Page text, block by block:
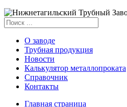
О заводе
Трубная продукция
Новости
Калькулятор металлопроката
Справочник
Контакты
Главная страница